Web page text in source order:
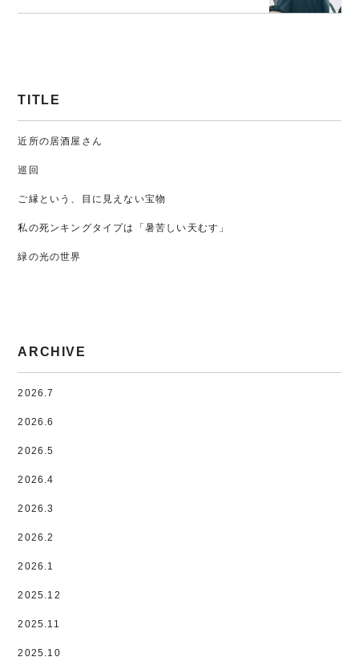
TITLE
近所の居酒屋さん
巡回
ご縁という、目に見えない宝物
私の死ンキングタイプは「暑苦しい天むす」
緑の光の世界
ARCHIVE
2026.7
2026.6
2026.5
2026.4
2026.3
2026.2
2026.1
2025.12
2025.11
2025.10